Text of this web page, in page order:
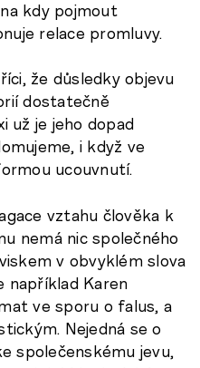
kdy pojmout
relace promluvy.
že důsledky objevu
dostatečně
už je jeho dopad
i když ve
ucouvnutí.
vztahu člověka k
nemá nic společného
v obvyklém slova
například Karen
ve sporu o falus, a
Nejedná se o
společenskému jevu,